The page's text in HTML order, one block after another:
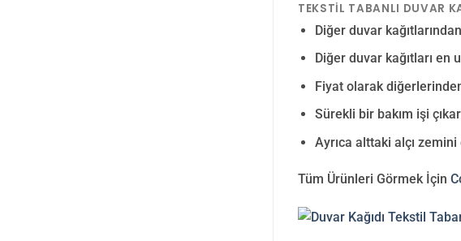
TEKSTIL TABANLI DUVAR
Diğer duvar
Diğer duvar kağıtları en
Fiyat olarak
Sürekli bir bakım işi
Ayrıca alttaki alçı
Tüm Ürünleri Görmek İçin